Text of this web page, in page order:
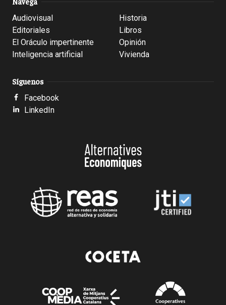
Audiovisual
Editoriales
El Oráculo impertinente
Inteligencia artificial
Historia
Libros
Opinión
Vivienda
Síguenos
Facebook
LinkedIn